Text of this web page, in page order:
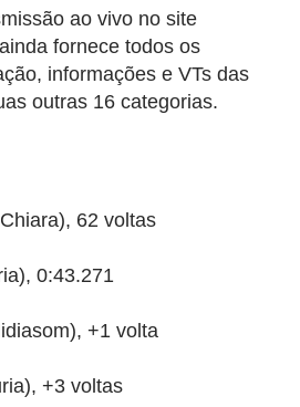
ao vivo no site
fornece todos os
informações e VTs das
outras 16 categorias.
62 voltas
0:43.271
+1 volta
+3 voltas